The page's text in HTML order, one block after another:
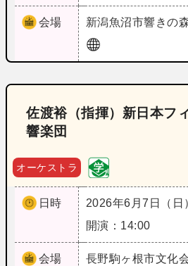
会場 新潟魚沼市響きの
佐渡裕（指揮）新日本フ
響楽団
オーケストラ
日時
2026年6月7日（日
開演：14:00
会場 長野駒ヶ根市文化